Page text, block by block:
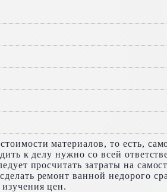
материалов, то есть,
к делу нужно со всей
просчитать затраты на
ремонт ванной недорого
цен.